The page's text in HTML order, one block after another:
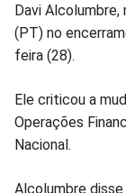
Facebook
Davi
(PT) no
feira (28).
Ele criticou a
Operações
Nacional.
Alcolumbre